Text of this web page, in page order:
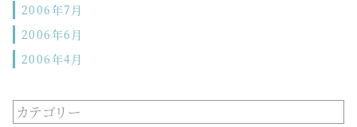
2006年7月
2006年6月
2006年4月
カテゴリー